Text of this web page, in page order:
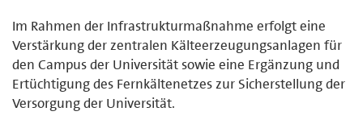
Im Rahmen der Infrastrukturmaßnahme erfolgt eine
Verstärkung der zentralen Kälteerzeugungsanlagen für
den Campus der Universität sowie eine Ergänzung und
Ertüchtigung des Fernkältenetzes zur Sicherstellung der
Versorgung der Universität.